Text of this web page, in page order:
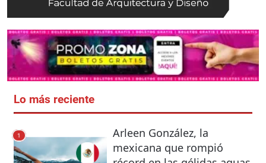
Lo más reciente
1
Arleen González, la
mexicana que rompió